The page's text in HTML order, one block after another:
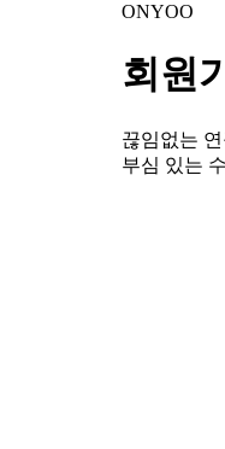
ONYOO
회원
끊임없는
부심 있는